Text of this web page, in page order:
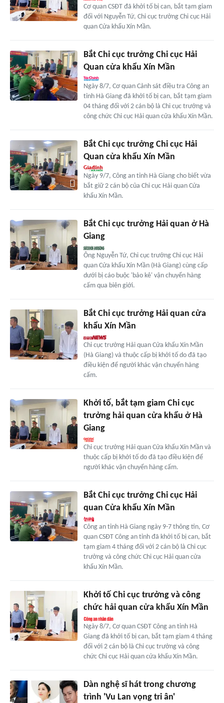
Cơ quan CSĐT đã khởi tố bị can, bắt tạm giam
đối với Nguyễn Tứ, Chi cục trưởng Chi cục Hải
quan Cửa khẩu Xín Mần.
Bắt Chi cục trưởng Chi cục Hải
Quan cửa khẩu Xín Mần
Ngày 8/7, Cơ quan Cảnh sát điều tra Công an
tỉnh Hà Giang đã khởi tố bị can, bắt tạm giam
04 tháng đối với 2 cán bộ là Chi cục trưởng và
công chức Chi cục Hải quan cửa khẩu Xín Mần.
Bắt Chi cục trưởng Chi cục Hải
Quan cửa khẩu Xín Mần
Ngày 9/7, Công an tỉnh Hà Giang cho biết vừa
bắt giữ 2 cán bộ của Chi cục Hải quan Cửa
khẩu Xín Mần.
Bắt Chi cục trưởng Hải quan ở Hà
Giang
Ông Nguyễn Tứ, Chi cục trưởng Chi cục Hải
quan Cửa khẩu Xín Mần (Hà Giang) cùng cấp
dưới bị cáo buộc 'bảo kê' vận chuyển hàng
cấm qua biên giới.
Bắt Chi cục trưởng Hải quan cửa
khẩu Xín Mần
Chi cục trưởng Hải quan Cửa khẩu Xín Mần
(Hà Giang) và thuộc cấp bị khởi tố do đã tạo
điều kiện để người khác vận chuyển hàng
cấm.
Khởi tố, bắt tạm giam Chi cục
trưởng hải quan cửa khẩu ở Hà
Giang
Chi cục trưởng Hải quan Cửa khẩu Xín Mần và
thuộc cấp bị khởi tố do đã tạo điều kiện để
người khác vận chuyển hàng cấm.
Bắt Chi cục trưởng Chi cục Hải
quan Cửa khẩu Xín Mần
Công an tỉnh Hà Giang ngày 9-7 thông tin, Cơ
quan CSĐT Công an tỉnh đã khởi tố bị can, bắt
tạm giam 4 tháng đối với 2 cán bộ là Chi cục
trưởng và công chức Chi cục Hải quan cửa
khẩu Xín Mần.
Khởi tố Chi cục trưởng và công
chức hải quan cửa khẩu Xín Mần
Ngày 8/7, Cơ quan CSĐT Công an tỉnh Hà
Giang đã khởi tố bị can, bắt tạm giam 4 tháng
đối với 2 cán bộ là Chi cục trưởng và công
chức Chi cục Hải quan cửa khẩu Xín Mần.
Dàn nghệ sĩ hát trong chương
trình 'Vu Lan vọng tri ân'